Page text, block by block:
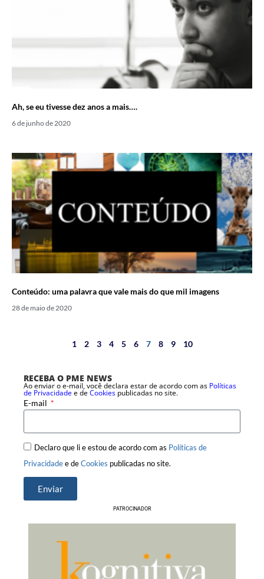
Ah, se eu tivesse dez anos a mais….
6 de junho de 2020
Conteúdo: uma palavra que vale mais do que mil imagens
28 de maio de 2020
1 2 3 4 5 6 7 8 9 10
RECEBA O PME NEWS
Ao enviar o e-mail, você declara estar de acordo com as Políticas
de Privacidadee deCookies publicadas no site.
E-mail
Declaro que li e estou de acordo com as Políticas de
Privacidadee deCookies publicadas no site.
Enviar
PATROCINADOR